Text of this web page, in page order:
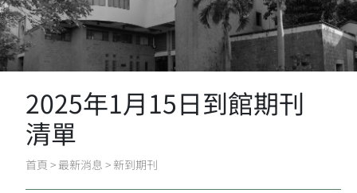
2025年1月15日到館期刊
清單
首頁 > 最新消息 > 新到期刊